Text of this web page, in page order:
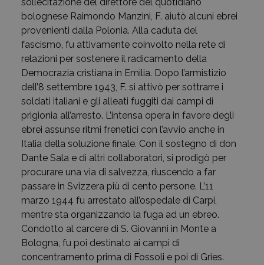
sollecitazione del direttore del quotidiano
bolognese Raimondo Manzini, F. aiutò alcuni ebrei
provenienti dalla Polonia. Alla caduta del
fascismo, fu attivamente coinvolto nella rete di
relazioni per sostenere il radicamento della
Democrazia cristiana in Emilia. Dopo l’armistizio
dell’8 settembre 1943, F. si attivò per sottrarre i
soldati italiani e gli alleati fuggiti dai campi di
prigionia all’arresto. L’intensa opera in favore degli
ebrei assunse ritmi frenetici con l’avvio anche in
Italia della soluzione finale. Con il sostegno di don
Dante Sala e di altri collaboratori, si prodigò per
procurare una via di salvezza, riuscendo a far
passare in Svizzera più di cento persone. L’11
marzo 1944 fu arrestato all’ospedale di Carpi,
mentre sta organizzando la fuga ad un ebreo.
Condotto al carcere di S. Giovanni in Monte a
Bologna, fu poi destinato ai campi di
concentramento prima di Fossoli e poi di Gries.